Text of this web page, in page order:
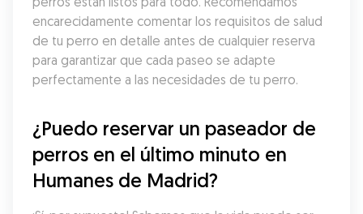
encarecidamente comentar los requisitos de salud
de tu perro en detalle antes de cualquier reserva
para garantizar que cada paseo se adapte
perfectamente a las necesidades de tu perro.
¿Puedo reservar un paseador de
perros en el último minuto en
Humanes de Madrid?